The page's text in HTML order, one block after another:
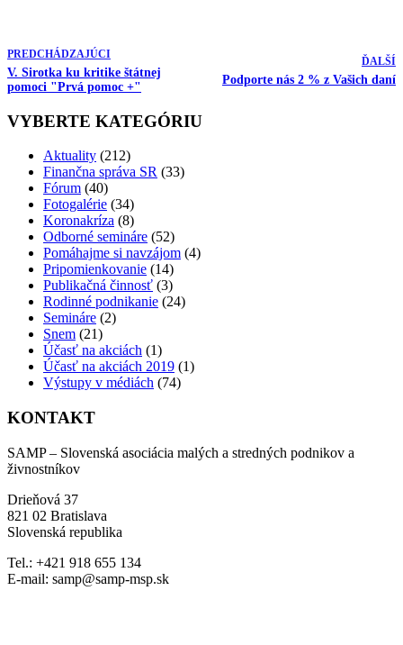
PREDCHÁDZAJÚCI
V. Sirotka ku kritike štátnej
pomoci "Prvá pomoc +"
ĎALŠÍ
Podporte nás 2 % z Vašich daní
VYBERTE KATEGÓRIU
Aktuality (212)
Finančna správa SR (33)
Fórum (40)
Fotogalérie (34)
Koronakríza (8)
Odborné semináre (52)
Pomáhajme si navzájom (4)
Pripomienkovanie (14)
Publikačná činnosť (3)
Rodinné podnikanie (24)
Semináre (2)
Snem (21)
Účasť na akciách (1)
Účasť na akciách 2019 (1)
Výstupy v médiách (74)
KONTAKT
SAMP – Slovenská asociácia malých a stredných podnikov a
živnostníkov
Drieňová 37
821 02 Bratislava
Slovenská republika
Tel.: +421 918 655 134
E-mail: samp@samp-msp.sk